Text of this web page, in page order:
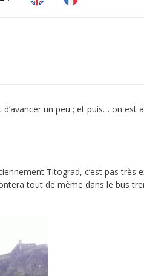
un peu ; et puis… on est
Titograd, c’est pas très
tout de même dans le bus